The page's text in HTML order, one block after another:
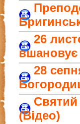
26
вшановує
28
(Відео)